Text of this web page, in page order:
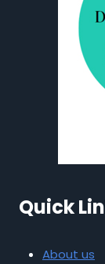
Quick
About us